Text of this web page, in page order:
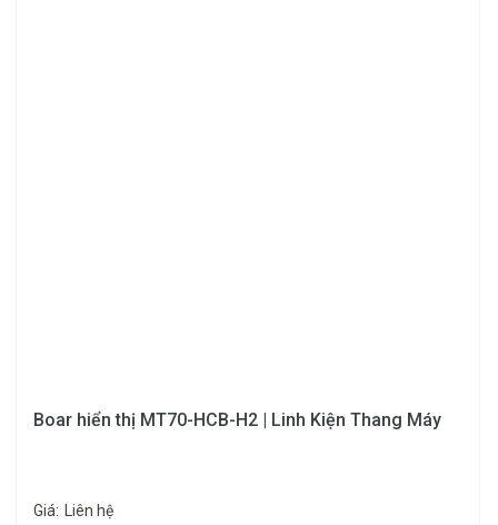
Boar hiển thị MT70-HCB-H2 | Linh Kiện Thang Máy
Giá: Liên hệ